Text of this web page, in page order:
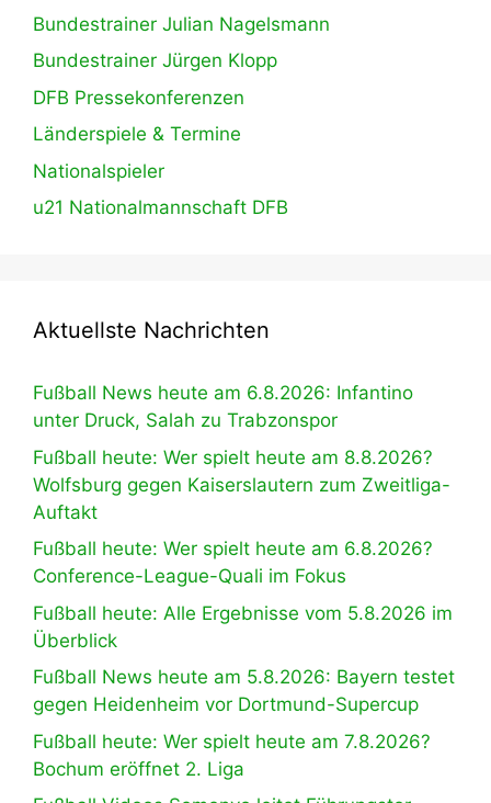
Bundestrainer Julian Nagelsmann
Bundestrainer Jürgen Klopp
DFB Pressekonferenzen
Länderspiele & Termine
Nationalspieler
u21 Nationalmannschaft DFB
Aktuellste Nachrichten
Fußball News heute am 6.8.2026: Infantino
unter Druck, Salah zu Trabzonspor
Fußball heute: Wer spielt heute am 8.8.2026?
Wolfsburg gegen Kaiserslautern zum Zweitliga-
Auftakt
Fußball heute: Wer spielt heute am 6.8.2026?
Conference-League-Quali im Fokus
Fußball heute: Alle Ergebnisse vom 5.8.2026 im
Überblick
Fußball News heute am 5.8.2026: Bayern testet
gegen Heidenheim vor Dortmund-Supercup
Fußball heute: Wer spielt heute am 7.8.2026?
Bochum eröffnet 2. Liga